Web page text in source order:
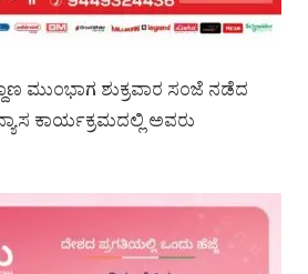
ಮುಂಭಾಗ ಶುಕ್ರವಾರ ಸಂಜೆ ನಡೆದ
ಕಾರ್ಯಕ್ರಮದಲ್ಲಿ ಅವರು